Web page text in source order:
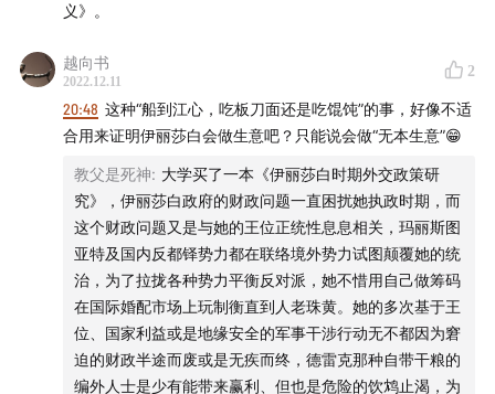
- 互动方式 -
商务合作：ad@justpod.fm
微博：@忽左忽右leftright @播客一下 @JustPod
微信公众号：忽左忽右Leftright
微信公众号：JustPod / 播客一下
小红书： JustPod气氛组
义》。
越向书
2022.12.11
2
20:48 这种“船到江心，吃板刀面还是吃馄饨”的事，好像不适
合用来证明伊丽莎白会做生意吧？只能说会做“无本生意”😁
教父是死神: 大学买了一本《伊丽莎白时期外交政策研
究》，伊丽莎白政府的财政问题一直困扰她执政时期，而
这个财政问题又是与她的王位正统性息息相关，玛丽斯图
亚特及国内反都铎势力都在联络境外势力试图颠覆她的统
治，为了拉拢各种势力平衡反对派，她不惜用自己做筹码
在国际婚配市场上玩制衡直到人老珠黄。她的多次基于王
位、国家利益或是地缘安全的军事干涉行动无不都因为窘
迫的财政半途而废或是无疾而终，德雷克那种自带干粮的
编外人士是少有能带来赢利、但也是危险的饮鸩止渴，为